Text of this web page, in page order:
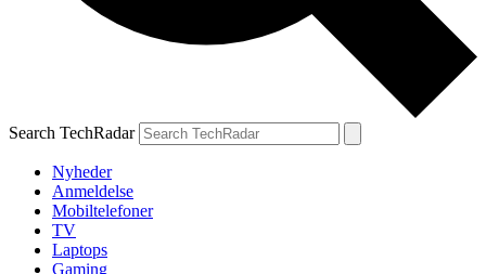
Search TechRadar
Nyheder
Anmeldelse
Mobiltelefoner
TV
Laptops
Gaming